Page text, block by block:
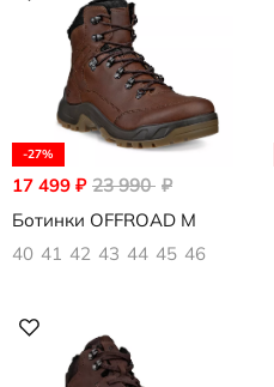
-27%
17 499 ₽ 23 990 ₽
Ботинки OFFROAD M
40 41 42 43 44 45 46